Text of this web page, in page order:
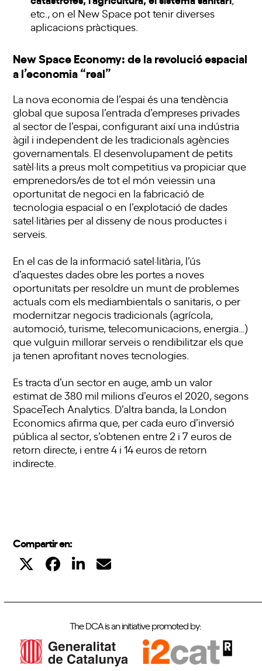
etc., on el New Space pot tenir diverses
aplicacions pràctiques.
New Space Economy: de la revolució espacial
a l’economia “real”
La nova economia de l’espai és una tendència
global que suposa l’entrada d’empreses privades
al sector de l’espai, configurant així una indústria
àgil i independent de les tradicionals agències
governamentals. El desenvolupament de petits
satèl·lits a preus molt competitius va propiciar que
emprenedors/es de tot el món veiessin una
oportunitat de negoci en la fabricació de
tecnologia espacial o en l’explotació de dades
satel·litàries per al disseny de nous productes i
serveis.
En el cas de la informació satel·litària, l’ús
d’aquestes dades obre les portes a noves
oportunitats per resoldre un munt de problemes
actuals com els mediambientals o sanitaris, o per
modernitzar negocis tradicionals (agrícola,
automoció, turisme, telecomunicacions, energia…)
que vulguin millorar serveis o rendibilitzar els que
ja tenen aprofitant noves tecnologies.
Es tracta d’un sector en auge, amb un valor
estimat de 380 mil milions d’euros el 2020, segons
SpaceTech Analytics. D’altra banda, la London
Economics afirma que, per cada euro d’inversió
pública al sector, s’obtenen entre 2 i 7 euros de
retorn directe, i entre 4 i 14 euros de retorn
indirecte.
Compartir en:
The DCA is an initiative promoted by: